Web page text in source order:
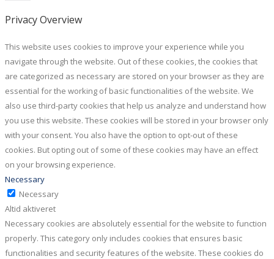
Privacy Overview
This website uses cookies to improve your experience while you
navigate through the website. Out of these cookies, the cookies that
are categorized as necessary are stored on your browser as they are
essential for the working of basic functionalities of the website. We
also use third-party cookies that help us analyze and understand how
you use this website. These cookies will be stored in your browser only
with your consent. You also have the option to opt-out of these
cookies. But opting out of some of these cookies may have an effect
on your browsing experience.
Necessary
Necessary
Altid aktiveret
Necessary cookies are absolutely essential for the website to function
properly. This category only includes cookies that ensures basic
functionalities and security features of the website. These cookies do